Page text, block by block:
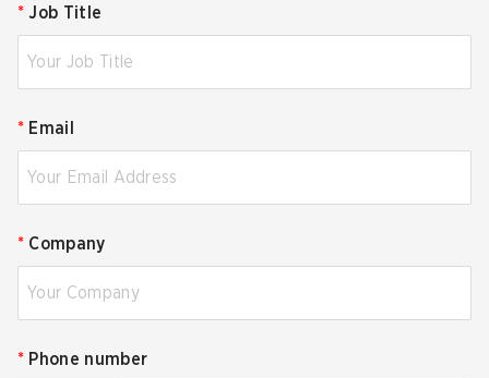
* Job Title
* Email
* Company
* Phone number